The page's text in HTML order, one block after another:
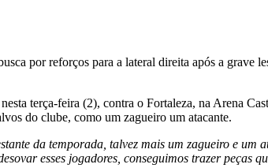
por reforços para a lateral direita após a grave
terça-feira (2), contra o Fortaleza, na Arena
do clube, como um zagueiro um atacante.
da temporada, talvez mais um zagueiro e um
esses jogadores, conseguimos trazer peças